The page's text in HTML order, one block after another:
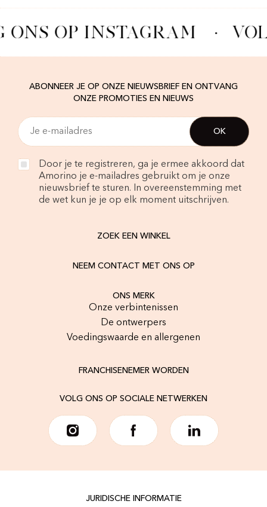
ONS OP INSTAGRAM ·
ABONNEER JE OP ONZE NIEUWSBRIEF EN ONTVANG
ONZE PROMOTIES EN NIEUWS
Door je te registreren, ga je ermee akkoord dat
Amorino je e-mailadres gebruikt om je onze
nieuwsbrief te sturen. In overeenstemming met
de wet kun je je op elk moment uitschrijven.
ZOEK EEN WINKEL
NEEM CONTACT MET ONS OP
ONS MERK
Onze verbintenissen
De ontwerpers
Voedingswaarde en allergenen
FRANCHISENEMER WORDEN
VOLG ONS OP SOCIALE NETWERKEN
JURIDISCHE INFORMATIE